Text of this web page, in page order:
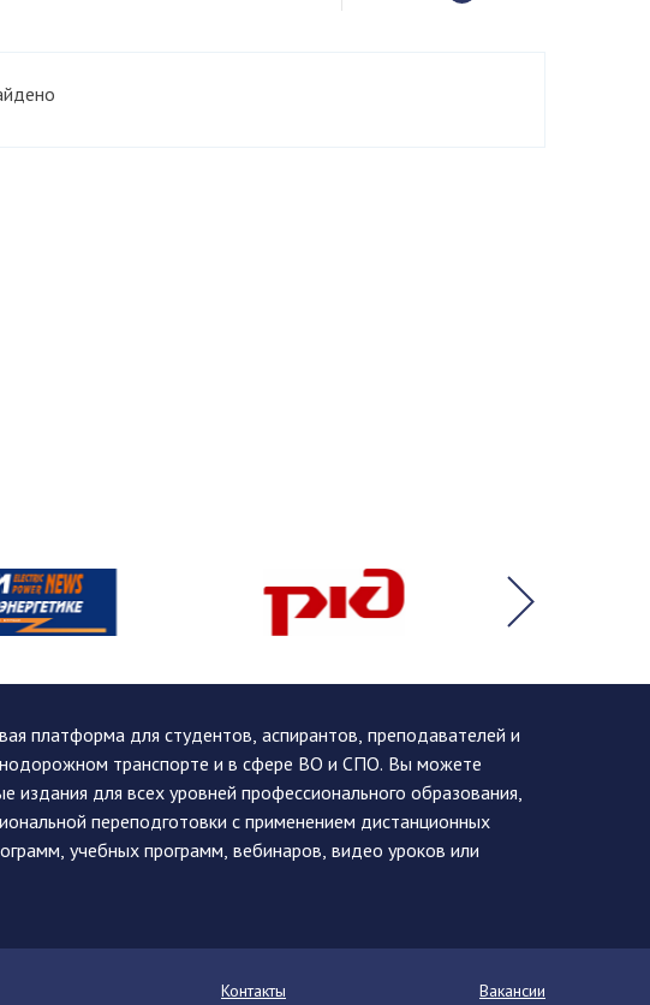
платформа для студентов, аспирантов, преподавателей и
транспорте и в сфере ВО и СПО. Вы можете
для всех уровней профессионального образования,
переподготовки с применением дистанционных
учебных программ, вебинаров, видео уроков или
Контакты Вакансии